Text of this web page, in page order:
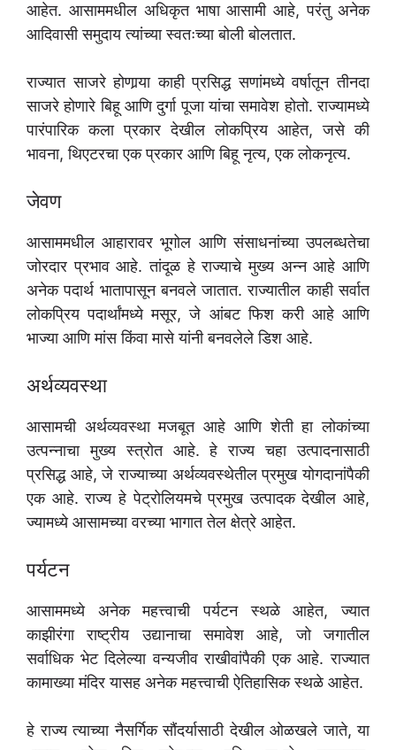
आहेत. आसाममधील अधिकृत भाषा आसामी आहे, परंतु अनेक
आदिवासी समुदाय त्यांच्या स्वतःच्या बोली बोलतात.
राज्यात साजरे होणार्‍या काही प्रसिद्ध सणांमध्ये वर्षातून तीनदा
साजरे होणारे बिहू आणि दुर्गा पूजा यांचा समावेश होतो. राज्यामध्ये
पारंपारिक कला प्रकार देखील लोकप्रिय आहेत, जसे की
भावना, थिएटरचा एक प्रकार आणि बिहू नृत्य, एक लोकनृत्य.
जेवण
आसाममधील आहारावर भूगोल आणि संसाधनांच्या उपलब्धतेचा
जोरदार प्रभाव आहे. तांदूळ हे राज्याचे मुख्य अन्न आहे आणि
अनेक पदार्थ भातापासून बनवले जातात. राज्यातील काही सर्वात
लोकप्रिय पदार्थांमध्ये मसूर, जे आंबट फिश करी आहे आणि
भाज्या आणि मांस किंवा मासे यांनी बनवलेले डिश आहे.
अर्थव्यवस्था
आसामची अर्थव्यवस्था मजबूत आहे आणि शेती हा लोकांच्या
उत्पन्नाचा मुख्य स्त्रोत आहे. हे राज्य चहा उत्पादनासाठी
प्रसिद्ध आहे, जे राज्याच्या अर्थव्यवस्थेतील प्रमुख योगदानांपैकी
एक आहे. राज्य हे पेट्रोलियमचे प्रमुख उत्पादक देखील आहे,
ज्यामध्ये आसामच्या वरच्या भागात तेल क्षेत्रे आहेत.
पर्यटन
आसाममध्ये अनेक महत्त्वाची पर्यटन स्थळे आहेत, ज्यात
काझीरंगा राष्ट्रीय उद्यानाचा समावेश आहे, जो जगातील
सर्वाधिक भेट दिलेल्या वन्यजीव राखीवांपैकी एक आहे. राज्यात
कामाख्या मंदिर यासह अनेक महत्त्वाची ऐतिहासिक स्थळे आहेत.
हे राज्य त्याच्या नैसर्गिक सौंदर्यासाठी देखील ओळखले जाते, या